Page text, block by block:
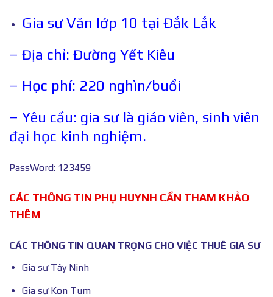
Gia sư Văn lớp 10 tại Đắk Lắk
– Địa chỉ: Đường Yết Kiêu
– Học phí: 220 nghìn/buổi
– Yêu cầu: gia sư là giáo viên, sinh viên
đại học kinh nghiệm.
PassWord: 123459
CÁC THÔNG TIN PHỤ HUYNH CẦN THAM KHẢO
THÊM
CÁC THÔNG TIN QUAN TRỌNG CHO VIỆC THUÊ GIA SƯ
Gia sư Tây Ninh
Gia sư Kon Tum